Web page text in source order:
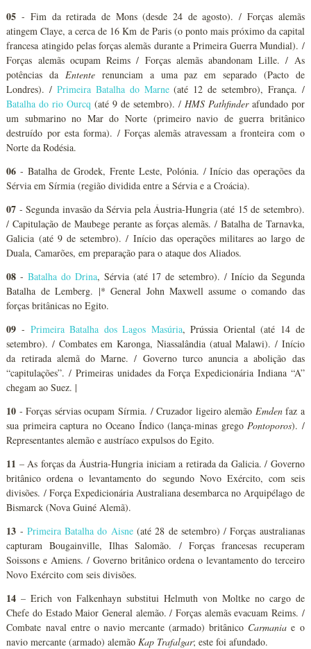
05 - Fim da retirada de Mons (desde 24 de agosto). / Forças alemãs
atingem Claye, a cerca de 16 Km de Paris (o ponto mais próximo da capital
francesa atingido pelas forças alemãs durante a Primeira Guerra Mundial). /
Forças alemãs ocupam Reims / Forças alemãs abandonam Lille. / As
potências da Entente renunciam a uma paz em separado (Pacto de
Londres). /Primeira Batalha do Marne(até 12 de setembro), França. /
Batalha do rio Ourcq (até 9 de setembro). / HMS Pathfinderafundado por
um submarino no Mar do Norte (primeiro navio de guerra britânico
destruído por esta forma). / Forças alemãs atravessam a fronteira com o
Norte da Rodésia.
06 - Batalha de Grodek, Frente Leste, Polónia. / Início das operações da
Sérvia em Sírmia (região dividida entre a Sérvia e a Croácia).
07 - Segunda invasão da Sérvia pela Áustria-Hungria (até 15 de setembro).
/ Capitulação de Maubege perante as forças alemãs. / Batalha de Tarnavka,
Galicia (até 9 de setembro). / Início das operações militares ao largo de
Duala, Camarões, em preparação para o ataque dos Aliados.
08 -Batalha do Drina, Sérvia (até 17 de setembro). / Início da Segunda
Batalha de Lemberg. |* General John Maxwell assume o comando das
forças britânicas no Egito.
09 - Primeira Batalha dos Lagos Masúria, Prússia Oriental (até 14 de
setembro). / Combates em Karonga, Niassalândia (atual Malawi). / Início
da retirada alemã do Marne. / Governo turco anuncia a abolição das
“capitulações”. / Primeiras unidades da Força Expedicionária Indiana “A”
chegam ao Suez. |
10 - Forças sérvias ocupam Sírmia. / Cruzador ligeiro alemão Emdenfaz a
sua primeira captura no Oceano Índico (lança-minas grego Pontoporos). /
Representantes alemão e austríaco expulsos do Egito.
11 – As forças da Áustria-Hungria iniciam a retirada da Galicia. / Governo
britânico ordena o levantamento do segundo Novo Exército, com seis
divisões. / Força Expedicionária Australiana desembarca no Arquipélago de
Bismarck (Nova Guiné Alemã).
13 - Primeira Batalha do Aisne(até 28 de setembro) / Forças australianas
capturam Bougainville, Ilhas Salomão. / Forças francesas recuperam
Soissons e Amiens. / Governo britânico ordena o levantamento do terceiro
Novo Exército com seis divisões.
14 – Erich von Falkenhayn substitui Helmuth von Moltke no cargo de
Chefe do Estado Maior General alemão. / Forças alemãs evacuam Reims. /
Combate naval entre o navio mercante (armado) britânico Carmania e o
navio mercante (armado) alemão Kap Trafalgar; este foi afundado.